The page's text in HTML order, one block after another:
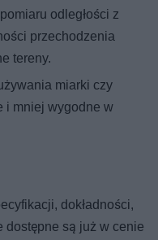
odległości z
przechodzenia
tereny.
miarki czy
i mniej wygodne w
dokładności,
dostępne są już w cenie